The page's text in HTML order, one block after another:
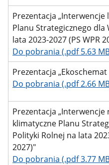
Prezentacja
Planu Strategicznego dla
lata 2023-2027 (PS WPR
Do pobrania (.pdf 5.63
Prezentacja
Do pobrania (.pdf 2.66
Prezentacja
klimatyczne Planu
Polityki Rolnej na lata
2027)"
Do pobrania (.pdf 3.77